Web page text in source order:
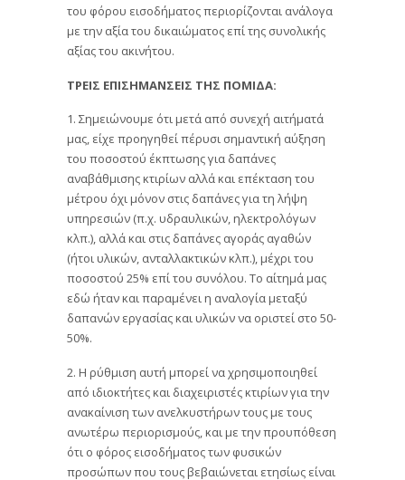
του φόρου εισοδήματος περιορίζονται ανάλογα
με την αξία του δικαιώματος επί της συνολικής
αξίας του ακινήτου.
ΤΡΕΙΣ ΕΠΙΣΗΜΑΝΣΕΙΣ ΤΗΣ ΠΟΜΙΔΑ:
1. Σημειώνουμε ότι μετά από συνεχή αιτήματά
μας, είχε προηγηθεί πέρυσι σημαντική αύξηση
του ποσοστού έκπτωσης για δαπάνες
αναβάθμισης κτιρίων αλλά και επέκταση του
μέτρου όχι μόνον στις δαπάνες για τη λήψη
υπηρεσιών (π.χ. υδραυλικών, ηλεκτρολόγων
κλπ.), αλλά και στις δαπάνες αγοράς αγαθών
(ήτοι υλικών, ανταλλακτικών κλπ.), μέχρι του
ποσοστού 25% επί του συνόλου. Το αίτημά μας
εδώ ήταν και παραμένει η αναλογία μεταξύ
δαπανών εργασίας και υλικών να οριστεί στο 50-
50%.
2. Η ρύθμιση αυτή μπορεί να χρησιμοποιηθεί
από ιδιοκτήτες και διαχειριστές κτιρίων για την
ανακαίνιση των ανελκυστήρων τους με τους
ανωτέρω περιορισμούς, και με την προυπόθεση
ότι ο φόρος εισοδήματος των φυσικών
προσώπων που τους βεβαιώνεται ετησίως είναι